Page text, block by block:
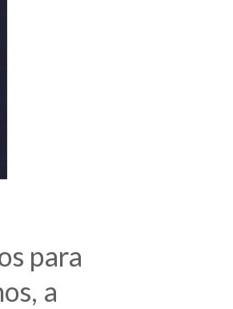
para
a